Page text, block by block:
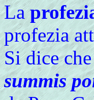
La
profezia
Si dice
summis